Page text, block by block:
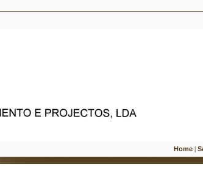
Home